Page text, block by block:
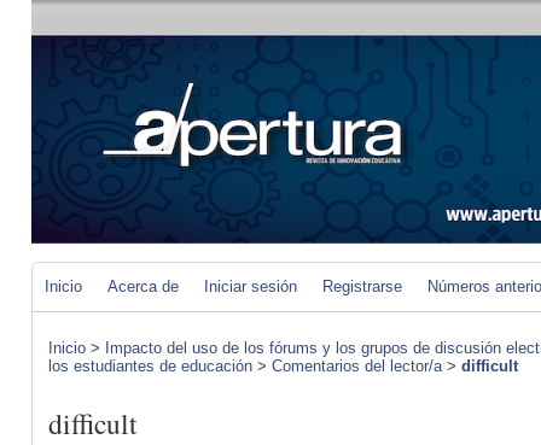
Inicio Acerca de Iniciar sesión Registrarse Números
Inicio > Impacto del uso de los fórums y los grupos de discusión
los estudiantes de educación > Comentarios del lector/a> difficult
difficult